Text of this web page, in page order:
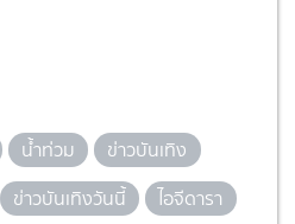
น้ำท่วม
ข่าวบันเทิง
ข่าวบันเทิงวันนี้
ไอจีดารา